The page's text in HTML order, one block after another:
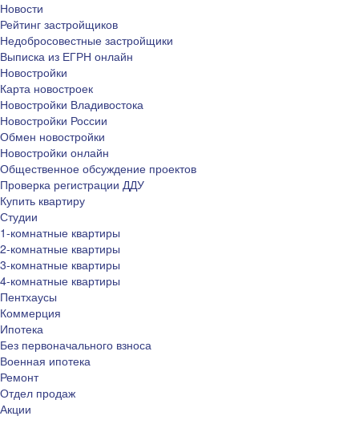
Новости
Рейтинг застройщиков
Недобросовестные застройщики
Выписка из ЕГРН онлайн
Новостройки
Карта новостроек
Новостройки Владивостока
Новостройки России
Обмен новостройки
Новостройки онлайн
Общественное обсуждение проектов
Проверка регистрации ДДУ
Купить квартиру
Студии
1-комнатные квартиры
2-комнатные квартиры
3-комнатные квартиры
4-комнатные квартиры
Пентхаусы
Коммерция
Ипотека
Без первоначального взноса
Военная ипотека
Ремонт
Отдел продаж
Акции